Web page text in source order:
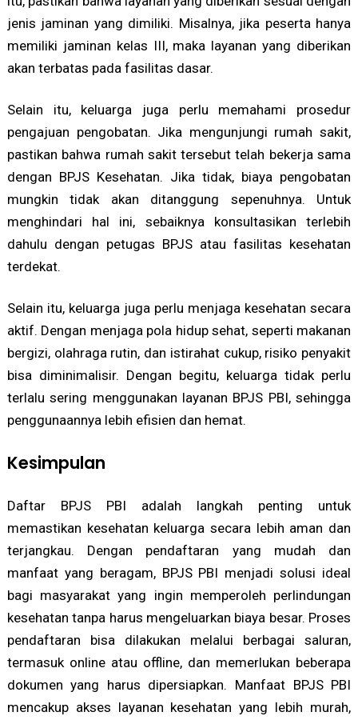
jenis jaminan yang dimiliki. Misalnya, jika peserta hanya
memiliki jaminan kelas III, maka layanan yang diberikan
akan terbatas pada fasilitas dasar.
Selain itu, keluarga juga perlu memahami prosedur
pengajuan pengobatan. Jika mengunjungi rumah sakit,
pastikan bahwa rumah sakit tersebut telah bekerja sama
dengan BPJS Kesehatan. Jika tidak, biaya pengobatan
mungkin tidak akan ditanggung sepenuhnya. Untuk
menghindari hal ini, sebaiknya konsultasikan terlebih
dahulu dengan petugas BPJS atau fasilitas kesehatan
terdekat.
Selain itu, keluarga juga perlu menjaga kesehatan secara
aktif. Dengan menjaga pola hidup sehat, seperti makanan
bergizi, olahraga rutin, dan istirahat cukup, risiko penyakit
bisa diminimalisir. Dengan begitu, keluarga tidak perlu
terlalu sering menggunakan layanan BPJS PBI, sehingga
penggunaannya lebih efisien dan hemat.
Kesimpulan
Daftar BPJS PBI adalah langkah penting untuk
memastikan kesehatan keluarga secara lebih aman dan
terjangkau. Dengan pendaftaran yang mudah dan
manfaat yang beragam, BPJS PBI menjadi solusi ideal
bagi masyarakat yang ingin memperoleh perlindungan
kesehatan tanpa harus mengeluarkan biaya besar. Proses
pendaftaran bisa dilakukan melalui berbagai saluran,
termasuk online atau offline, dan memerlukan beberapa
dokumen yang harus dipersiapkan. Manfaat BPJS PBI
mencakup akses layanan kesehatan yang lebih murah,